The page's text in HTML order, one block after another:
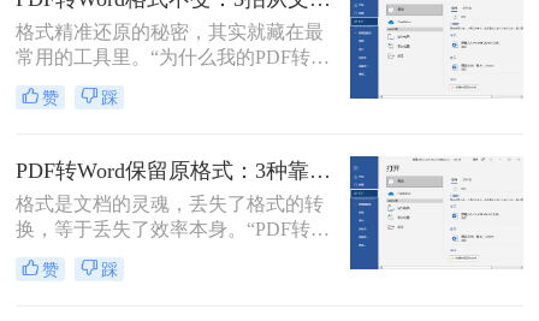
格式精准还原的秘密，其实就藏在最
常用的工具里。“为什么我的PDF转成
Word后，格式全乱了？”——这是小
编在后台收到最多的问题之一。相信
疼：一份精心排版的报告、合同或方
案，转换后却面目全非，表格错位、
字体变异、版面混乱，不得不花费大
量时间重新调整。
赞 踩
PDF转Word保留原格式：3种靠谱方法的关键参数配置！
格式是文档的灵魂，丢失了格式的转
换，等于丢失了效率本身。“PDF转完
Word，排版全乱了，还不如自己重打
一遍！”这是小编在后台收到最多的
赞 踩